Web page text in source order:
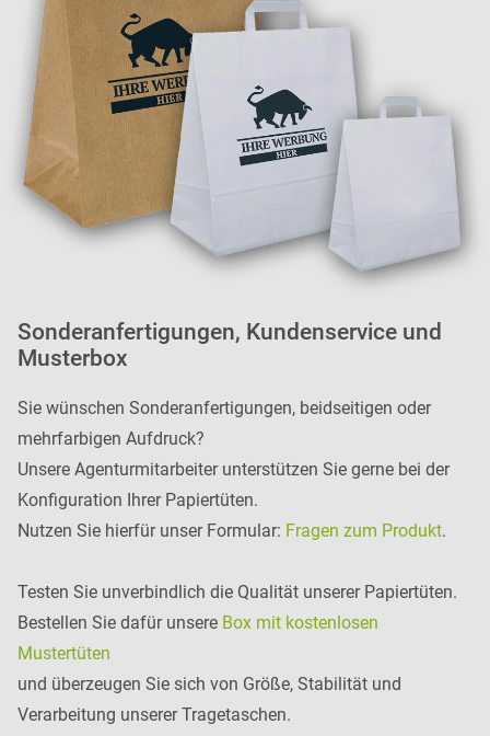
Sonderanfertigungen, Kundenservice und
Musterbox
Sie wünschen Sonderanfertigungen, beidseitigen oder
mehrfarbigen Aufdruck?
Unsere Agenturmitarbeiter unterstützen Sie gerne bei der
Konfiguration Ihrer Papiertüten.
Nutzen Sie hierfür unser Formular: Fragen zum Produkt.
Testen Sie unverbindlich die Qualität unserer Papiertüten.
Bestellen Sie dafür unsere Box mit kostenlosen
Mustertüten
und überzeugen Sie sich von Größe, Stabilität und
Verarbeitung unserer Tragetaschen.